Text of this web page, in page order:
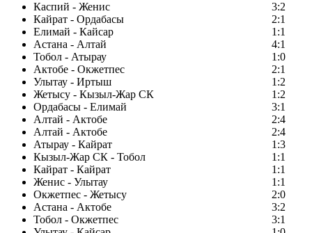
Каспий - Женис
3:2
Кайрат - Ордабасы
2:1
Елимай - Кайсар
1:1
Астана - Алтай
4:1
Тобол - Атырау
1:0
Актобе - Окжетпес
2:1
Улытау - Иртыш
1:2
Жетысу - Кызыл-Жар СК
1:2
Ордабасы - Елимай
3:1
Алтай - Актобе
2:4
Алтай - Актобе
2:4
Атырау - Кайрат
1:3
Кызыл-Жар СК - Тобол
1:1
Кайрат - Кайрат
1:1
Женис - Улытау
1:1
Окжетпес - Жетысу
2:0
Астана - Актобе
3:2
Тобол - Окжетпес
3:1